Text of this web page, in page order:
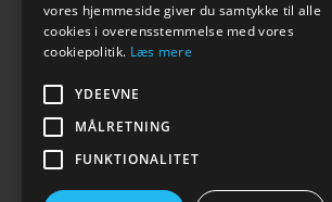
vores hjemmeside giver du samtykke til alle
cookies i overensstemmelse med vores
cookiepolitik. Læs mere
YDEEVNE
MÅLRETNING
FUNKTIONALITET